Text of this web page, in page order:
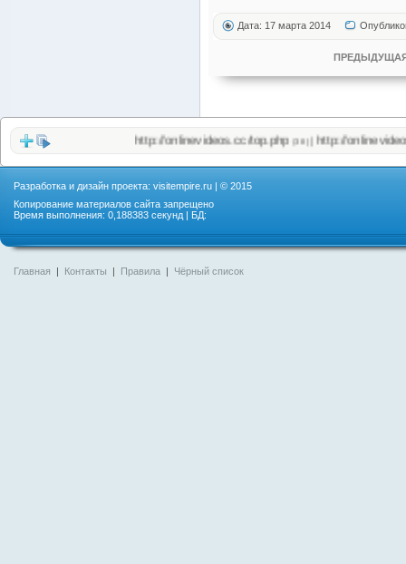
Дата: 17 марта 2014
http://onlinevideos.cc/top.php(38)|http://
Разработка и дизайн проекта: visitempire.ru | © 2015
Копирование материалов сайта запрещено
Время выполнения: 0,188383 секунд | БД:
Главная | Контакты | Правила | Чёрный список